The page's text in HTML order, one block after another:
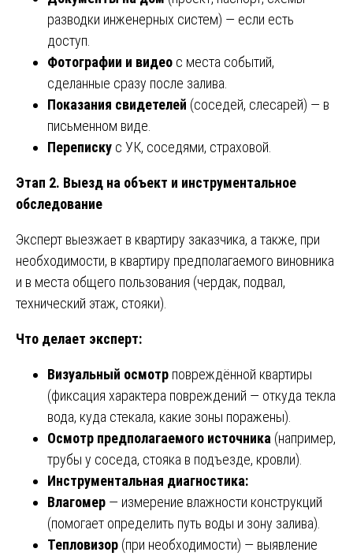
разводки инженерных систем) — если есть
доступ.
Фотографии и видео с места событий,
сделанные сразу после залива.
Показания свидетелей (соседей, слесарей) — в
письменном виде.
Переписку с УК, соседями, страховой.
Этап 2. Выезд на объект и инструментальное
обследование
Эксперт выезжает в квартиру заказчика, а также, при
необходимости, в квартиру предполагаемого виновника
и в места общего пользования (чердак, подвал,
технический этаж, стояки).
Что делает эксперт:
Визуальный осмотр повреждённой квартиры
(фиксация характера повреждений — откуда текла
вода, куда стекала, какие зоны поражены).
Осмотр предполагаемого источника (например,
трубы у соседа, стояка в подъезде, кровли).
Инструментальная диагностика:
Влагомер — измерение влажности конструкций
(помогает определить путь воды и зону залива).
Тепловизор (при необходимости) — выявление